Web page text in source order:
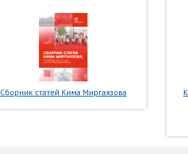
Сборник статей Кима Миргаязова